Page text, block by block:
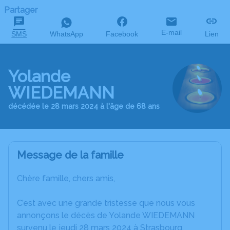
Partager
SMS WhatsApp Facebook E-mail Lien
Yolande
WIEDEMANN
décédée le 28 mars 2024 à l'âge de 68 ans
Message de la famille
Chère famille, chers amis,
C’est avec une grande tristesse que nous vous
annonçons le décès de Yolande WIEDEMANN
survenu le jeudi 28 mars 2024 à Strasbourg.